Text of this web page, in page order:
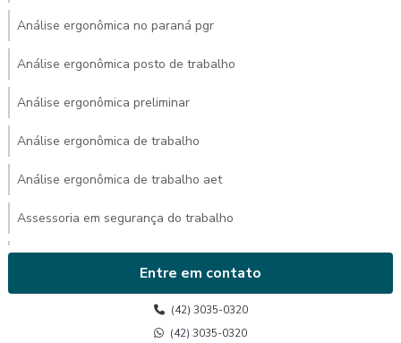
Análise ergonômica no paraná pgr
Análise ergonômica posto de trabalho
Análise ergonômica preliminar
Análise ergonômica de trabalho
Análise ergonômica de trabalho aet
Assessoria em segurança do trabalho
Avaliação ambiental de calor
Avaliação de calor
Avaliação de calor segurança do trabalho
Entre em contato
(42) 3035-0320
(42) 3035-0320